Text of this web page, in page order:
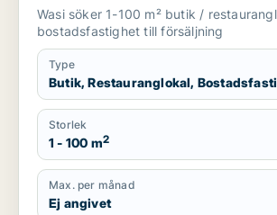
Wasi söker 1-100 m² butik /
bostadsfastighet till försäljning
Type
Butik, Restauranglokal,
Storlek
1 - 100 m2
Max. per månad
Ej angivet